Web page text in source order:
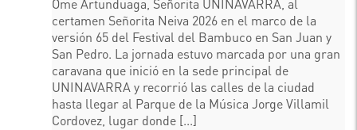
CERTAMEN
SEÑORITA
NEIVA
2026
Ome Artunduaga, Señorita UNINAVARRA, al
certamen Señorita Neiva 2026 en el marco de la
versión 65 del Festival del Bambuco en San Juan y
San Pedro. La jornada estuvo marcada por una gran
caravana que inició en la sede principal de
UNINAVARRA y recorrió las calles de la ciudad
hasta llegar al Parque de la Música Jorge Villamil
Cordovez, lugar donde [...]